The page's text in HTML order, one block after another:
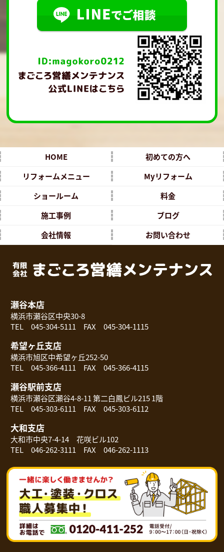
HOME
初めての方へ
リフォームメニュー
Myリフォーム
ショールーム
料金
施工事例
ブログ
会社情報
お問い合わせ
瀬谷本店
横浜市瀬谷区中央30-8
TEL 045-304-5111 FAX 045-304-1115
希望ヶ丘支店
横浜市旭区中希望ヶ丘252-50
TEL 045-366-4111 FAX 045-366-4115
瀬谷駅前支店
横浜市瀬谷区瀬谷4-8-11 第二白鳳ビル215 1階
TEL 045-303-6111 FAX 045-303-6112
大和支店
大和市中央7-4-14 花咲ビル102
TEL 046-262-3111 FAX 046-262-1113